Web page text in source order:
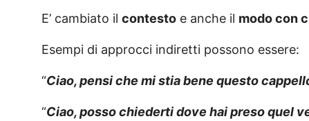
E’ cambiato ilcontesto e anche il modo con
Esempi di approcci indiretti possono essere:
“Ciao, pensi che mi stia bene questo
“Ciao, posso chiederti dove hai preso quel